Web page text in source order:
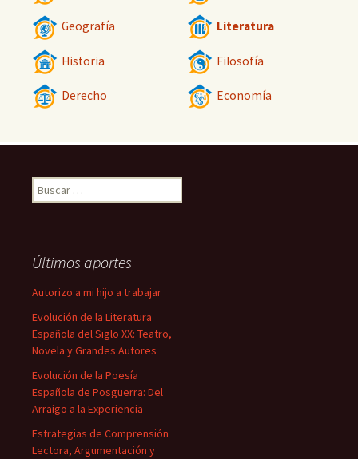
Geografía Literatura
Historia Filosofía
Derecho Economía
Buscar:
Últimos aportes
Autorizo a mi hijo a trabajar
Evolución de la Literatura
Española del Siglo XX: Teatro,
Novela y Grandes Autores
Evolución de la Poesía
Española de Posguerra: Del
Arraigo a la Experiencia
Estrategias de Comprensión
Lectora, Argumentación y